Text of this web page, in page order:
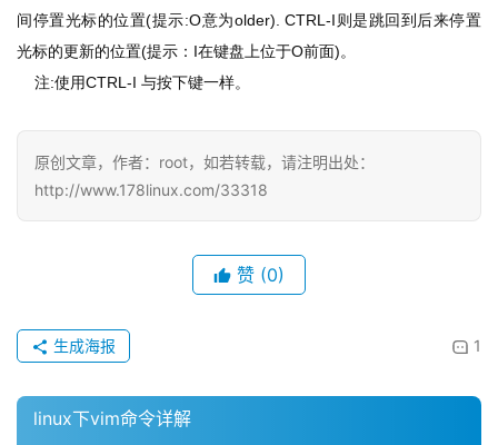
间停置光标的位置(提示:O意为older). CTRL-I则是跳回到后来停置
光标的更新的位置(提示： I在键盘上位于O前面)。
注:使用CTRL-I 与按下键一样。
原创文章，作者：root，如若转载，请注明出处：
http://www.178linux.com/33318
赞 (0)
1
生成海报
linux下vim命令详解